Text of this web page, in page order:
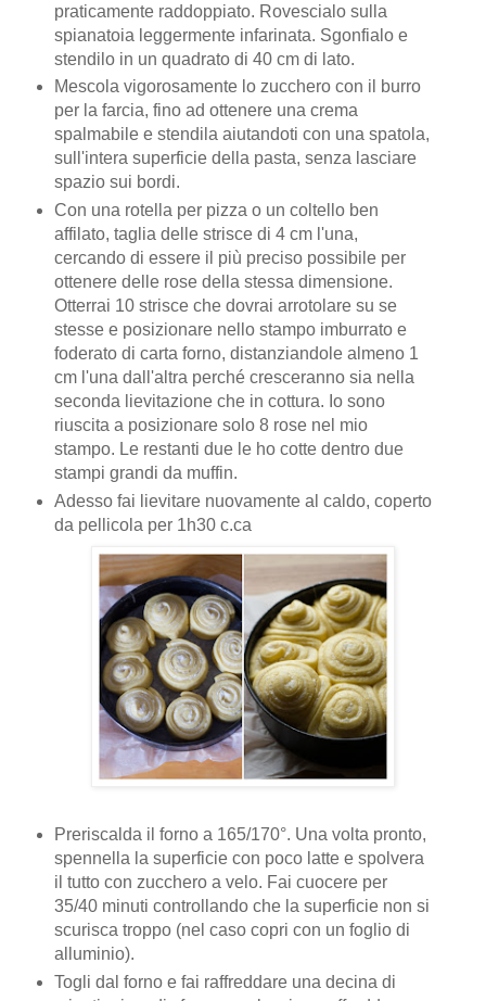
praticamente raddoppiato. Rovescialo sulla
spianatoia leggermente infarinata. Sgonfialo e
stendilo in un quadrato di 40 cm di lato.
Mescola vigorosamente lo zucchero con il burro
per la farcia, fino ad ottenere una crema
spalmabile e stendila aiutandoti con una spatola,
sull'intera superficie della pasta, senza lasciare
spazio sui bordi.
Con una rotella per pizza o un coltello ben
affilato, taglia delle strisce di 4 cm l'una,
cercando di essere il più preciso possibile per
ottenere delle rose della stessa dimensione.
Otterrai 10 strisce che dovrai arrotolare su se
stesse e posizionare nello stampo imburrato e
foderato di carta forno, distanziandole almeno 1
cm l'una dall'altra perché cresceranno sia nella
seconda lievitazione che in cottura. Io sono
riuscita a posizionare solo 8 rose nel mio
stampo. Le restanti due le ho cotte dentro due
stampi grandi da muffin.
Adesso fai lievitare nuovamente al caldo, coperto
da pellicola per 1h30 c.ca
Preriscalda il forno a 165/170°. Una volta pronto,
spennella la superficie con poco latte e spolvera
il tutto con zucchero a velo. Fai cuocere per
35/40 minuti controllando che la superficie non si
scurisca troppo (nel caso copri con un foglio di
alluminio).
Togli dal forno e fai raffreddare una decina di